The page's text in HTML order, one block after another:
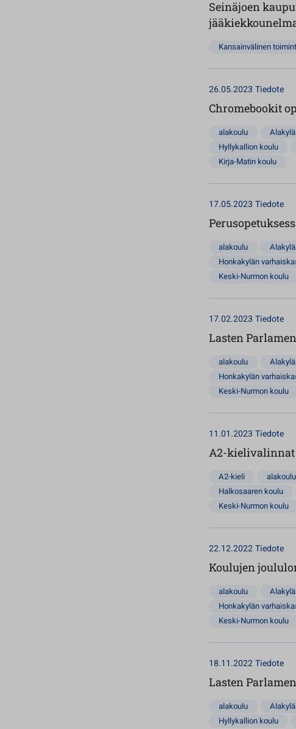
Seinäjoen
Kansainvälinen
26.05.2023 Tiedote
Chromebookit
alakoulu
Hyllykallion koulu
Kirja-Matin koulu
17.05.2023 Tiedote
alakoulu
Honkakylän
Keski-Nurmon koulu
17.02.2023 Tiedote
Lasten
alakoulu
Honkakylän
Keski-Nurmon koulu
11.01.2023 Tiedote
A2-kielivalinnat
A2-kieli alakoulu
Halkosaaren koulu
Keski-Nurmon koulu
22.12.2022Tiedote
Koulujen
alakoulu
Honkakylän
Keski-Nurmon koulu
18.11.2022Tiedote
Lasten
alakoulu
Hyllykallion koulu